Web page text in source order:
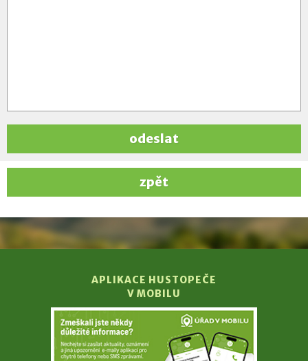
odeslat
zpět
APLIKACE HUSTOPEČE
V MOBILU